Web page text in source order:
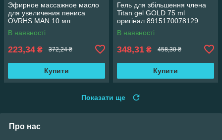
Эфирное массажное масло
для увеличения пениса
OVRHS MAN 10 мл
В наявності
223,34 ₴ 372,24 ₴
Купити
Гель для збільшення члена
Titan gel GOLD 75 ml
оригінал 8915170078129
В наявності
348,31 ₴ 458,30 ₴
Купити
Показати ще
Про нас